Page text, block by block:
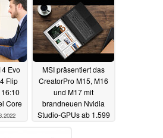
Evo
Flip
Core
MSI präsentiert das
CreatorPro M15, M16
und M17 mit
brandneuen Nvidia
Studio-GPUs ab 1.599